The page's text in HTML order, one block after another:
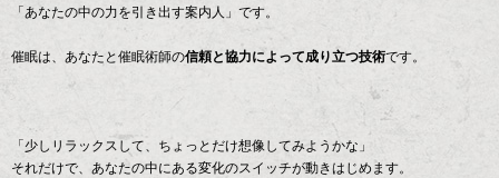
「あなたの中の力を引き出す案内人」です。
催眠は、あなたと催眠術師の信頼と協力によって成り立つ技術です。
「少しリラックスして、ちょっとだけ想像してみようかな」
それだけで、あなたの中にある変化のスイッチが動きはじめます。